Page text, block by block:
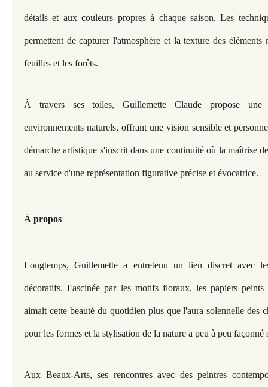
détails et aux couleurs propres à chaque saison. Les
permettent de capturer l'atmosphère et la texture des éléments
feuilles et les forêts.
À travers ses toiles, Guillemette Claude propose une
environnements naturels, offrant une vision sensible et
démarche artistique s'inscrit dans une continuité où la maîtrise
au service d'une représentation figurative précise et évocatrice.
À propos
Longtemps, Guillemette a entretenu un lien discret avec
décoratifs. Fascinée par les motifs floraux, les papiers peints
aimait cette beauté du quotidien plus que l'aura solennelle des
pour les formes et la stylisation de la nature a peu à peu façonné
Aux Beaux-Arts, ses rencontres avec des peintres